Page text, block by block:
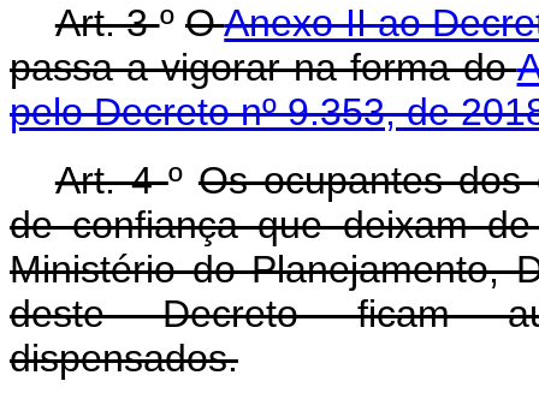
Art. 3ºOAnexo II ao
passa a vigorar na forma do
pelo Decreto nº 9.353, de
Art. 4ºOs ocupantes
de confiança que deixam
Ministério do Planejamento,
deste Decreto ficam
dispensados.